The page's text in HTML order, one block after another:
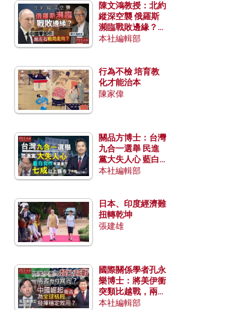
陳文鴻教授：北約
縱深空襲 俄羅斯
瀕臨戰敗邊緣？中
國零部件能左右戰
本社編輯部
行為不檢 培育教
化才能治本
陳家偉
關品方博士：台灣
九合一選舉 民進
黨大失人心 藍白
合作有望拿下七成
本社編輯部
日本、印度經濟難
扭轉乾坤
張建雄
國際關係學者孔永
樂博士：將美伊衝
突類比越戰，兩者
有何異同？中國崛
本社編輯部